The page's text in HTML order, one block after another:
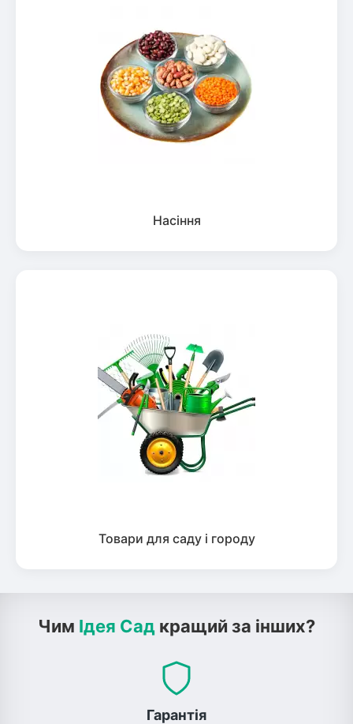
Насіння
Товари для саду і городу
Чим Ідея Сад кращий за інших?
Гарантія